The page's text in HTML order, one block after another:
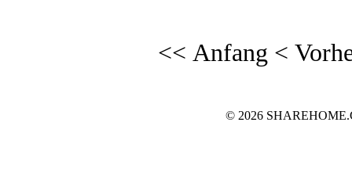
<< Anfang <
© 2026